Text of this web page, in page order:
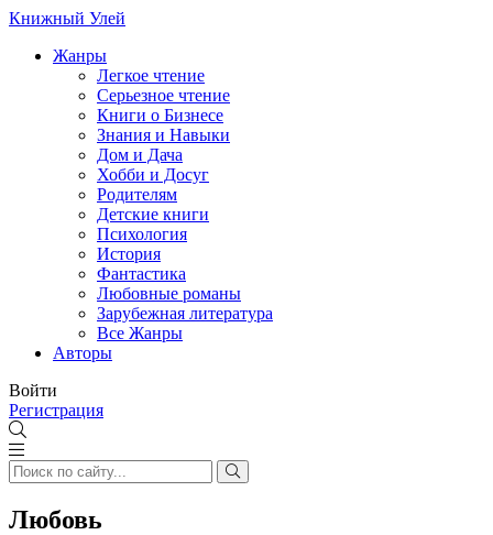
Книжный Улей
Жанры
Легкое чтение
Серьезное чтение
Книги о Бизнесе
Знания и Навыки
Дом и Дача
Хобби и Досуг
Родителям
Детские книги
Психология
История
Фантастика
Любовные романы
Зарубежная литература
Все Жанры
Авторы
Войти
Регистрация
Любовь